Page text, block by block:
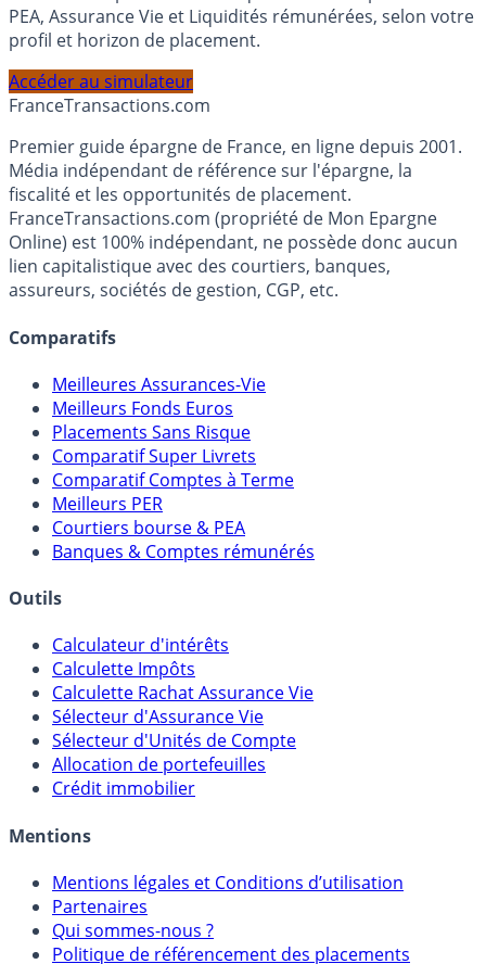
Calculez la répartition théorique de votre capital entre
PEA, Assurance Vie et Liquidités rémunérées, selon votre
profil et horizon de placement.
Accéder au simulateur
FranceTransactions.com
Premier guide épargne de France, en ligne depuis 2001.
Média indépendant de référence sur l'épargne, la
fiscalité et les opportunités de placement.
FranceTransactions.com (propriété de Mon Epargne
Online) est 100% indépendant, ne possède donc aucun
lien capitalistique avec des courtiers, banques,
Meilleures Assurances-Vie
Meilleurs Fonds Euros
Placements Sans Risque
Comparatif Super Livrets
Comparatif Comptes à Terme
Meilleurs PER
Courtiers bourse & PEA
Calculateur d'intérêts
Calculette Impôts
Calculette Rachat Assurance Vie
Sélecteur d'Assurance Vie
Sélecteur d'Unités de Compte
Allocation de portefeuilles
Mentions légales et Conditions d’utilisation
Partenaires